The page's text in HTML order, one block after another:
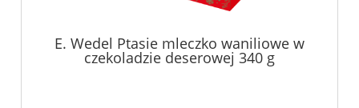
E. Wedel Ptasie mleczko waniliowe w
czekoladzie deserowej 340 g